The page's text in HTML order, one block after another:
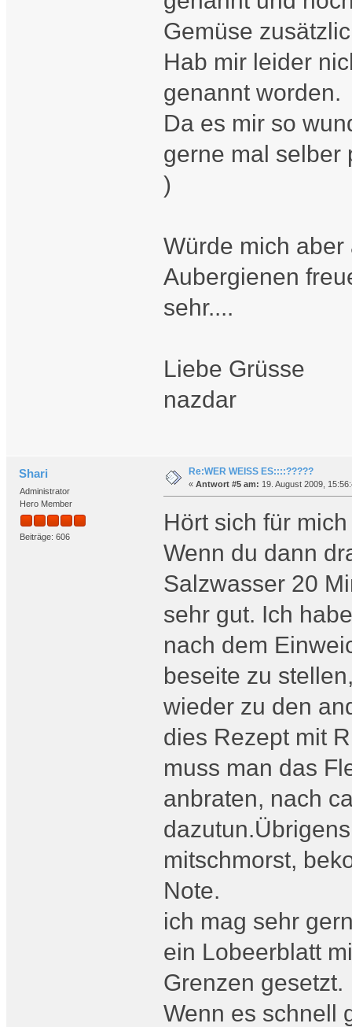
Gemüse
Hab mir leider
genannt worden.
Da es mir so
gerne mal selber
)
Würde mich
Aubergienen
sehr....
Liebe Grüsse
nazdar
Shari
Administrator
Hero Member
Beiträge: 606
Re:WER WEISS ES::::?????
« Antwort #5 am: 19. August 2009,
Hört sich für
Wenn du dann
Salzwasser 20
sehr gut. Ich
nach dem
beseite zu
wieder zu den
dies Rezept mit
muss man das
anbraten, nach
mitschmorst,
Note.
ich mag sehr
ein Lobeerblatt
Grenzen gesetzt.
Wenn es schnell